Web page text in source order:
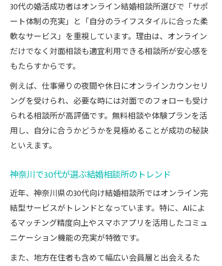
30代の婚活成功者はオンライン結婚相談所選びで「サポ
ート体制の充実」と「自分のライフスタイルに合った柔
軟なサービス」を重視しています。理由は、オンライン
だけでなく対面相談も適宜利用できる相談所が安心感を
もたらすからです。
例えば、仕事帰りの夜間や休日にオンラインカウンセリ
ングを受けられ、必要な時には対面でのフォローも受け
られる相談所が高評価です。無料相談や体験プランを活
用し、自分に合うかどうかを見極めることが成功の秘訣
といえます。
神奈川で30代が選ぶ結婚相談所のトレンド
近年、神奈川県の30代向け結婚相談所ではオンライン完
結型サービスがトレンドとなっています。特に、AIによ
るマッチング精度向上やスマホアプリを活用したコミュ
ニケーション機能の充実が特徴です。
また、地方在住者も含めて幅広い会員層と出会えるた